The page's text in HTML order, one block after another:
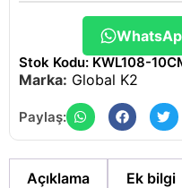
Stok Kodu: KWL108-
Marka: Global K2
Paylaş:
Açıklama Ek bilgi